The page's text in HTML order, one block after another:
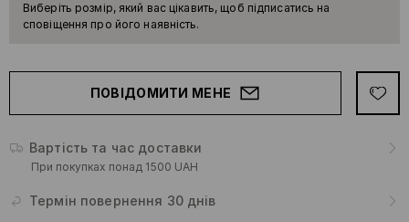
Виберіть розмір, який вас цікавить, щоб підписатись на
сповіщення про його наявність.
ПОВІДОМИТИ МЕНЕ
Вартість та час доставки
При покупках понад 1500 UAH
Термін повернення 30 днів